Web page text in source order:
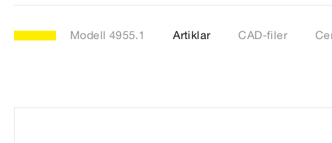
Modell 4955.1 Artiklar CAD-filer